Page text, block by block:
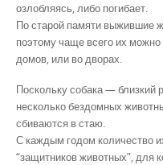
озлобляясь, либо погибает.
По старой памяти выжившие
поэтому чаще всего их можно
домов, или во дворах.
Поскольку собака — близкий
несколько бездомных
сбиваются в стаю.
С каждым годом количество
“защитников животных”, для